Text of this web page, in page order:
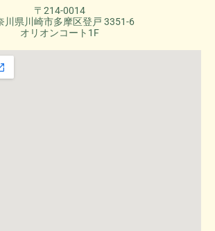
〒214-0014
川県川崎市多摩区登戸 3351-6
オリオンコート1F